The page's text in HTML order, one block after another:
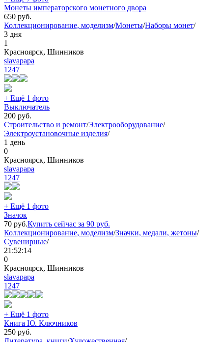
Монеты императорского монетного двора
650 руб.
Коллекционирование, моделизм/Монеты/Наборы монет/
3 дня
1
Красноярск, Шинников
slavapapa
1247
+ Ещё 1 фото
Выключатель
200 руб.
Строительство и ремонт/Электрооборудование/
Электроустановочные изделия/
1 день
0
Красноярск, Шинников
slavapapa
1247
+ Ещё 1 фото
Значок
70 руб.Купить сейчас за 90 руб.
Коллекционирование, моделизм/Значки, медали, жетоны/
Сувенирные/
21:52:14
0
Красноярск, Шинников
slavapapa
1247
+ Ещё 1 фото
Книга Ю. Ключников
250 руб.